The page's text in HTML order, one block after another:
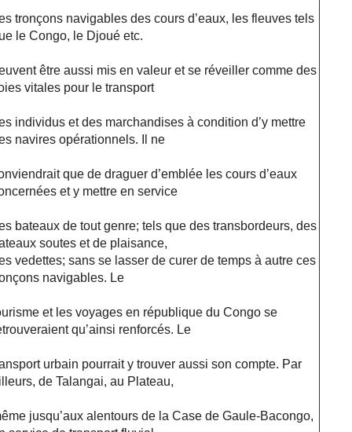
tronçons navigables des cours d’eaux, les fleuves tels
le Congo, le Djoué etc.
être aussi mis en valeur et se réveiller comme des
vitales pour le transport
individus et des marchandises à condition d’y mettre
navires opérationnels. Il ne
que de draguer d’emblée les cours d’eaux
et y mettre en service
bateaux de tout genre; tels que des transbordeurs, des
soutes et de plaisance,
vedettes; sans se lasser de curer de temps à autre ces
navigables. Le
et les voyages en république du Congo se
qu’ainsi renforcés. Le
urbain pourrait y trouver aussi son compte. Par
de Talangai, au Plateau,
jusqu’aux alentours de la Case de Gaule-Bacongo,